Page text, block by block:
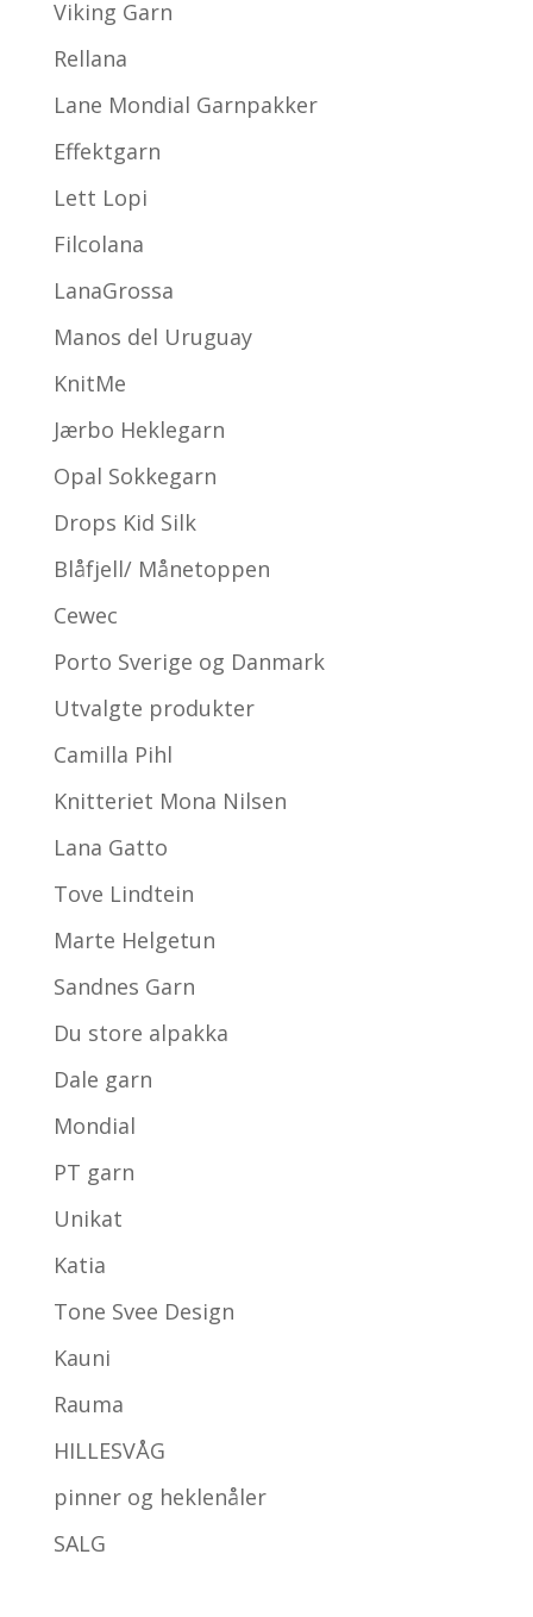
Viking Garn
Rellana
Lane Mondial Garnpakker
Effektgarn
Lett Lopi
Filcolana
LanaGrossa
Manos del Uruguay
KnitMe
Jærbo Heklegarn
Opal Sokkegarn
Drops Kid Silk
Blåfjell/ Månetoppen
Cewec
Porto Sverige og Danmark
Utvalgte produkter
Camilla Pihl
Knitteriet Mona Nilsen
Lana Gatto
Tove Lindtein
Marte Helgetun
Sandnes Garn
Du store alpakka
Dale garn
Mondial
PT garn
Unikat
Katia
Tone Svee Design
Kauni
Rauma
HILLESVÅG
pinner og heklenåler
SALG